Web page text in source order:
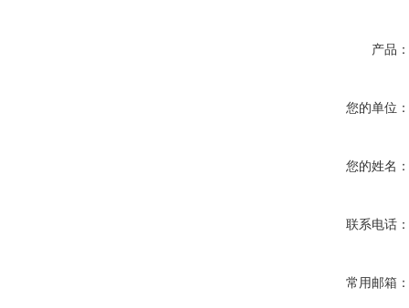
产品：
您的单位：
您的姓名：
联系电话：
常用邮箱：